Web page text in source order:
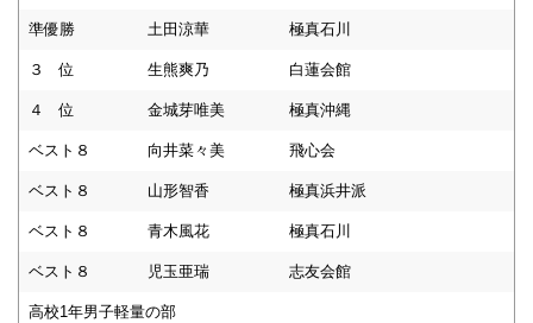
準優勝 土田涼華 極真石川
３ 位 生熊爽乃 白蓮会館
４ 位 金城芽唯美 極真沖縄
ベスト８ 向井菜々美 飛心会
ベスト８ 山形智香 極真浜井派
ベスト８ 青木風花 極真石川
ベスト８ 児玉亜瑞 志友会館
高校1年男子軽量の部